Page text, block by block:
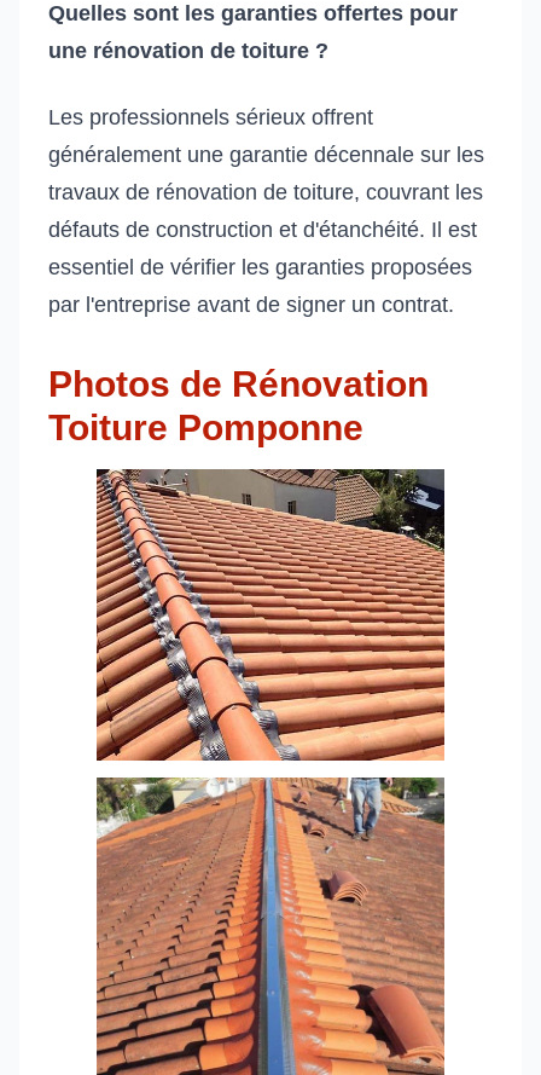
Quelles sont les garanties offertes pour
une rénovation de toiture ?
Les professionnels sérieux offrent
généralement une garantie décennale sur les
travaux de rénovation de toiture, couvrant les
défauts de construction et d'étanchéité. Il est
essentiel de vérifier les garanties proposées
par l'entreprise avant de signer un contrat.
Photos de Rénovation
Toiture Pomponne